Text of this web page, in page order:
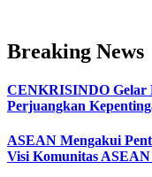
Breaking News
CENKRISINDO Gelar
Perjuangkan
ASEAN Mengakui
Visi Komunitas ASEAN